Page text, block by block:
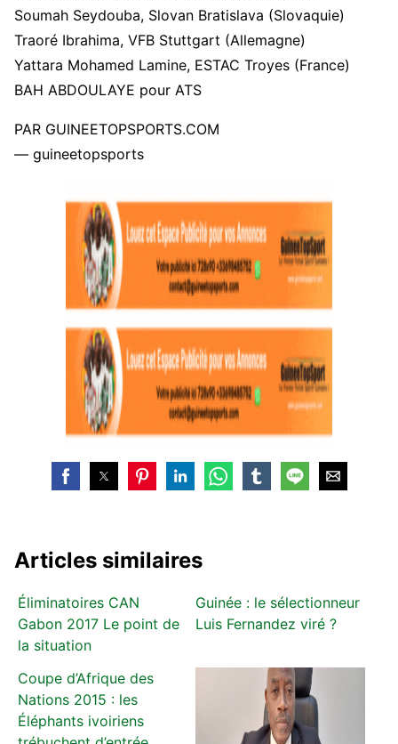
Soumah Seydouba, Slovan Bratislava (Slovaquie)
Traoré Ibrahima, VFB Stuttgart (Allemagne)
Yattara Mohamed Lamine, ESTAC Troyes (France)
BAH ABDOULAYE pour ATS
PAR GUINEETOPSPORTS.COM
— guineetopsports
Articles similaires
Éliminatoires CAN
Gabon 2017 Le point de
la situation
Guinée : le sélectionneur
Luis Fernandez viré ?
Coupe d’Afrique des
Nations 2015 : les
Éléphants ivoiriens